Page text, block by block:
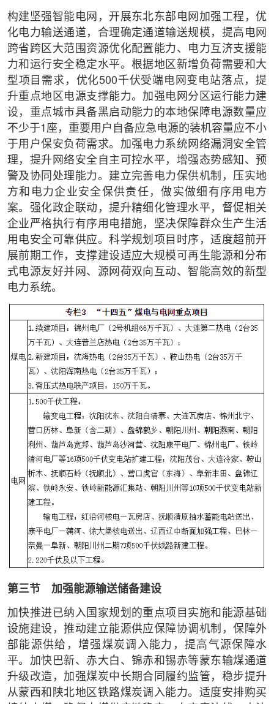
构建坚强智能电网，开展东北东部电网加强工程，优
化电力输送通道，合理确定通道输送规模，提高电网
跨省跨区大范围资源优化配置能力、电力互济支援能
力和运行安全稳定水平。根据地区新增负荷需要和大
型项目需求，优化500千伏受端电网变电站落点，提
升重点地区电源支撑能力。加强电网分区运行能力建
设，重点城市具备黑启动能力的本地保障电源数量应
不少于1座，重要用户自备应急电源的装机容量应不小
于用户保安负荷需求。加强电力系统网络漏洞安全管
理，提升网络安全自主可控水平，增强态势感知、预
警及协同处理能力。建立完善电力保供机制，压实地
方和电力企业安全保供责任，做实做细有序用电方
案。强化政企联动，提升精细化管理水平，督促相关
企业严格执行有序用电措施，坚决保障群众生产生活
用电安全可靠供应。科学规划项目时序，适度超前开
展前期工作，支撑建设适应大规模可再生能源和分布
式电源友好并网、源网荷双向互动、智能高效的新型
电力系统。
第三节 加强能源输送储备建设
加快推进已纳入国家规划的重点项目实施和能源基础
设施建设，推动建立能源供应保障协调机制，保障外
部能源供给，增强煤炭调入能力，提高气源保障水
平。加快巴新、赤大白、锦赤和锡赤等蒙东输煤通道
升级改造，加强煤炭中长期合同履约监管，稳步提升
从蒙西和陕北地区铁路煤炭调入能力。适度安排购买